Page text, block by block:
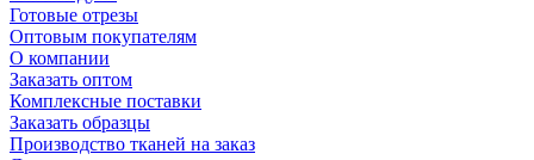
Готовые отрезы
Оптовым покупателям
О компании
Заказать оптом
Комплексные поставки
Заказать образцы
Производство тканей на заказ